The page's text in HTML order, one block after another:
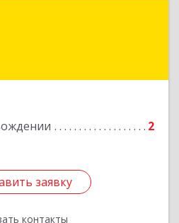
2
заявку
контакты
заявку
Назад